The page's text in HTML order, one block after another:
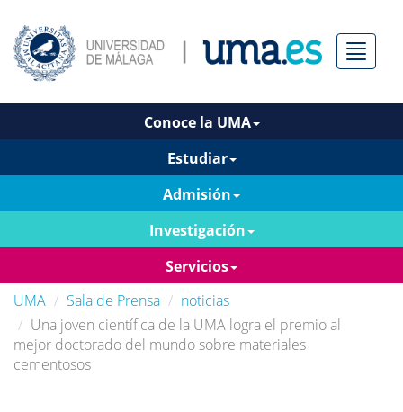
Menú
Conoce la UMA
Estudiar
Admisión
Investigación
Servicios
UMA
Sala de Prensa
noticias
Una joven científica de la UMA logra el premio al
mejor doctorado del mundo sobre materiales
cementosos